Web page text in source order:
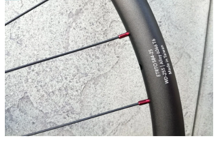
0,0
z
5
hvězdiček.